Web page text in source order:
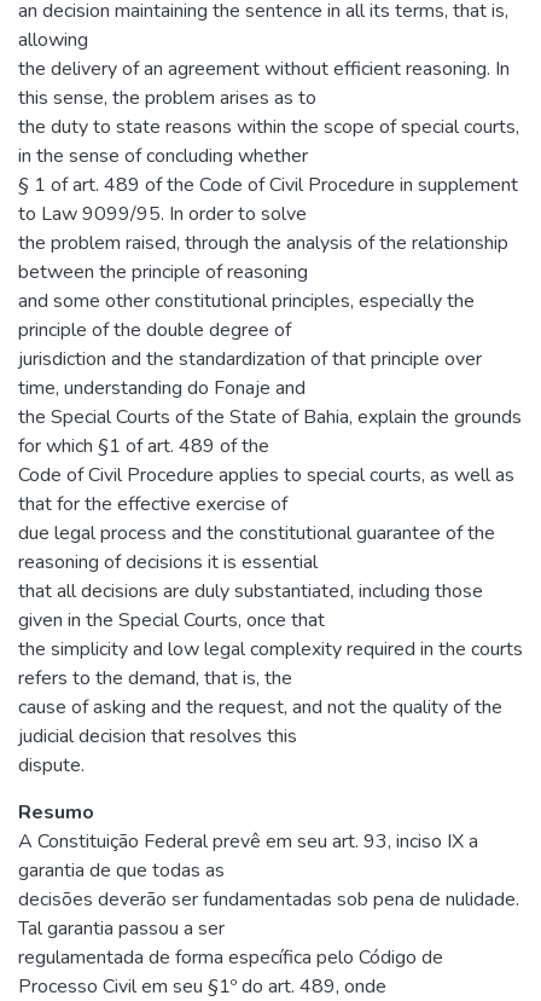
an decision maintaining the sentence in all its terms, that is,
allowing
the delivery of an agreement without efficient reasoning. In
this sense, the problem arises as to
the duty to state reasons within the scope of special courts,
in the sense of concluding whether
§ 1 of art. 489 of the Code of Civil Procedure in supplement
to Law 9099/95. In order to solve
the problem raised, through the analysis of the relationship
between the principle of reasoning
and some other constitutional principles, especially the
principle of the double degree of
jurisdiction and the standardization of that principle over
time, understanding do Fonaje and
the Special Courts of the State of Bahia, explain the grounds
for which §1 of art. 489 of the
Code of Civil Procedure applies to special courts, as well as
that for the effective exercise of
due legal process and the constitutional guarantee of the
reasoning of decisions it is essential
that all decisions are duly substantiated, including those
given in the Special Courts, once that
the simplicity and low legal complexity required in the courts
refers to the demand, that is, the
cause of asking and the request, and not the quality of the
judicial decision that resolves this
dispute.
Resumo
A Constituição Federal prevê em seu art. 93, inciso IX a
garantia de que todas as
decisões deverão ser fundamentadas sob pena de nulidade.
Tal garantia passou a ser
regulamentada de forma específica pelo Código de
Processo Civil em seu §1º do art. 489, onde